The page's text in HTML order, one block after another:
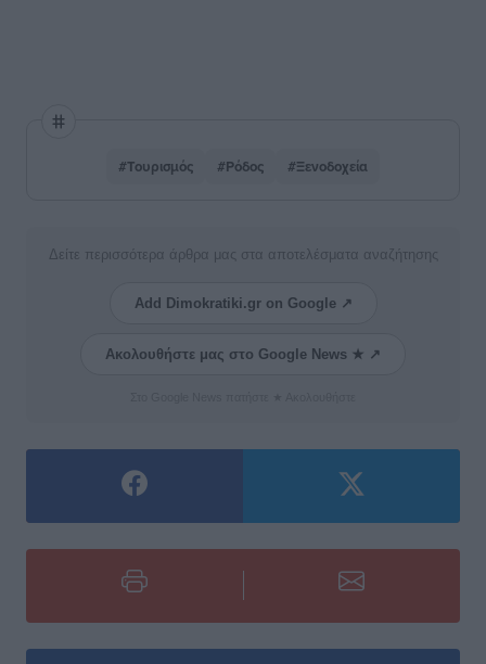
#Τουρισμός #Ρόδος #Ξενοδοχεία
Δείτε περισσότερα άρθρα μας στα αποτελέσματα αναζήτησης
Add Dimokratiki.gr on Google ↗
Ακολουθήστε μας στο Google News ★ ↗